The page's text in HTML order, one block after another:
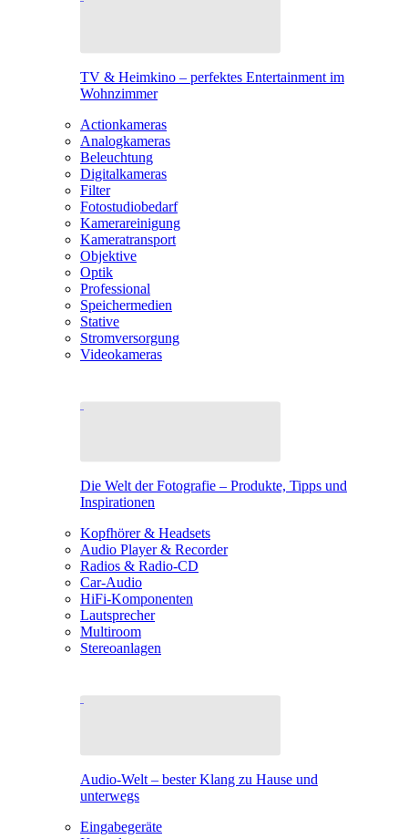
TV & Heimkino – perfektes Entertainment im
Wohnzimmer
Actionkameras
Analogkameras
Beleuchtung
Digitalkameras
Filter
Fotostudiobedarf
Kamerareinigung
Kameratransport
Objektive
Optik
Professional
Speichermedien
Stative
Stromversorgung
Videokameras
Die Welt der Fotografie – Produkte, Tipps und
Inspirationen
Kopfhörer & Headsets
Audio Player & Recorder
Radios & Radio-CD
Car-Audio
HiFi-Komponenten
Lautsprecher
Multiroom
Stereoanlagen
Audio-Welt – bester Klang zu Hause und
unterwegs
Eingabegeräte